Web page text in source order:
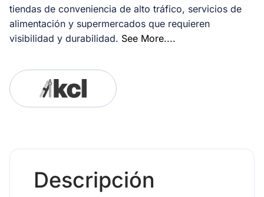
tiendas de conveniencia de alto tráfico, servicios de
alimentación y supermercados que requieren
visibilidad y durabilidad. See More....
Descripción